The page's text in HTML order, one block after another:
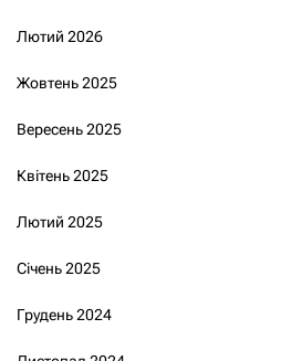
Лютий 2026
Жовтень 2025
Вересень 2025
Квітень 2025
Лютий 2025
Січень 2025
Грудень 2024